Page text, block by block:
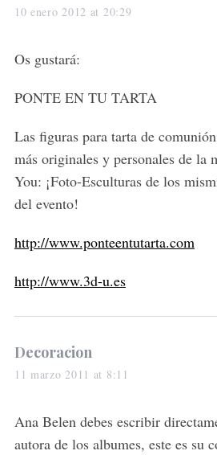
a
s
10 enero 2012 at 20:29
Os gustará:
PONTE EN TU TARTA
Las figuras para tarta de
más originales y personales de la
You: ¡Foto-Esculturas de los
del evento!
http://www.ponteentutarta.com
http://www.3d-u.es
s
a
s
:
Decoracion
11 marzo 2011 at 8:11
Ana Belen debes escribir
autora de los albumes, este es su
a
c
f
o
: